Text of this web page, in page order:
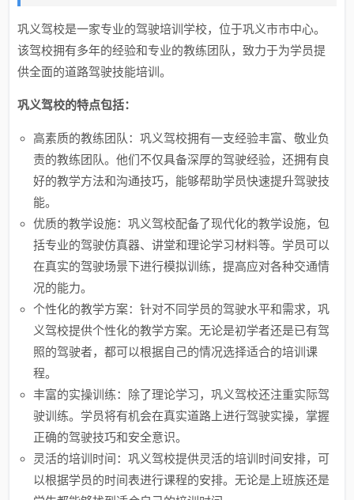
巩义驾校是一家专业的驾驶培训学校，位于巩义市市中心。
该驾校拥有多年的经验和专业的教练团队，致力于为学员提
供全面的道路驾驶技能培训。
巩义驾校的特点包括：
高素质的教练团队：巩义驾校拥有一支经验丰富、敬业负
责的教练团队。他们不仅具备深厚的驾驶经验，还拥有良
好的教学方法和沟通技巧，能够帮助学员快速提升驾驶技
能。
优质的教学设施：巩义驾校配备了现代化的教学设施，包
括专业的驾驶仿真器、讲堂和理论学习材料等。学员可以
在真实的驾驶场景下进行模拟训练，提高应对各种交通情
况的能力。
个性化的教学方案：针对不同学员的驾驶水平和需求，巩
义驾校提供个性化的教学方案。无论是初学者还是已有驾
照的驾驶者，都可以根据自己的情况选择适合的培训课
程。
丰富的实操训练：除了理论学习，巩义驾校还注重实际驾
驶训练。学员将有机会在真实道路上进行驾驶实操，掌握
正确的驾驶技巧和安全意识。
灵活的培训时间：巩义驾校提供灵活的培训时间安排，可
以根据学员的时间表进行课程的安排。无论是上班族还是